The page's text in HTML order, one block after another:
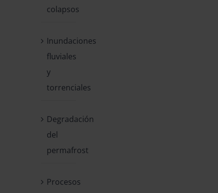
colapsos
Inundaciones
fluviales
y
torrenciales
Degradación
del
permafrost
Procesos